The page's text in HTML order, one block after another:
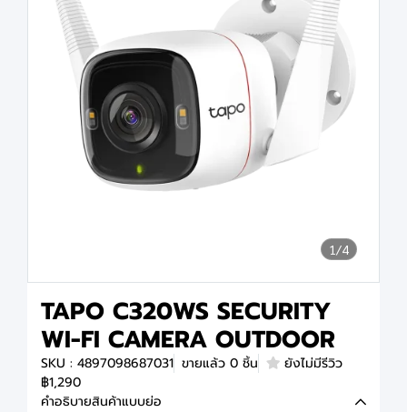
1/4
TAPO C320WS SECURITY
WI-FI CAMERA OUTDOOR
SKU : 4897098687031 ขายแล้ว 0 ชิ้น
ยังไม่มีรีวิว
฿1,290
คำอธิบายสินค้าแบบย่อ